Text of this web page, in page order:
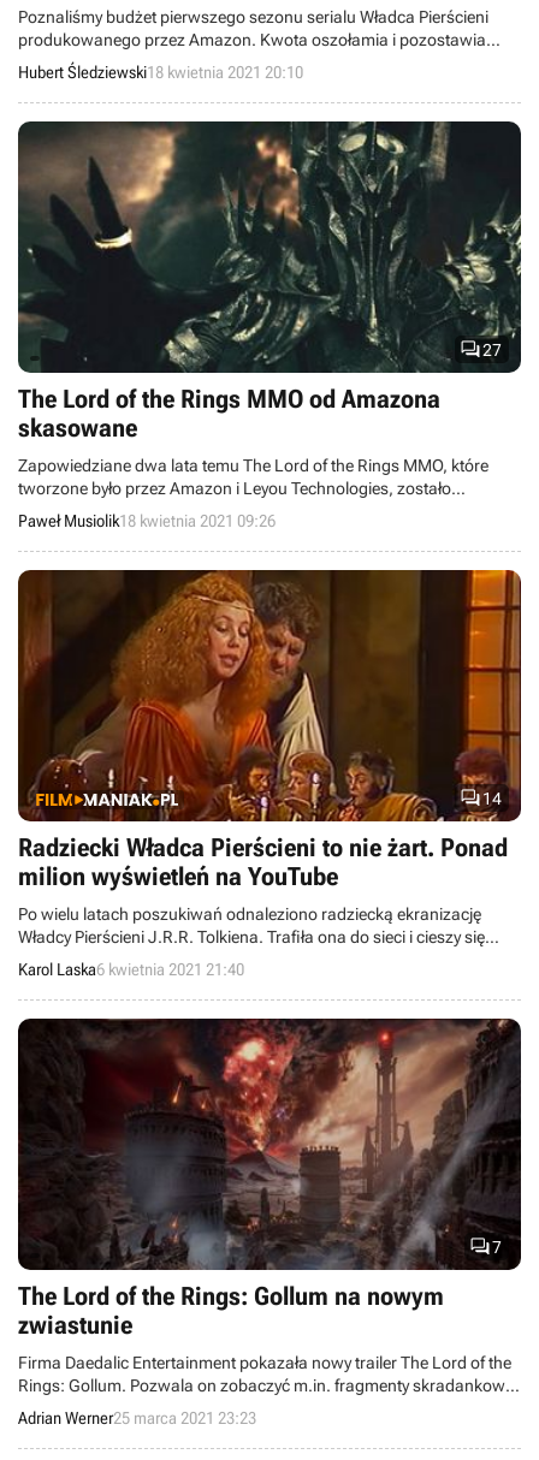
Poznaliśmy budżet pierwszego sezonu serialu Władca Pierścieni
produkowanego przez Amazon. Kwota oszołamia i pozostawia
daleko w tyle koszty Gry o tron czy Mandalorianina.
Hubert Śledziewski18 kwietnia 2021 20:10
27
The Lord of the Rings MMO od Amazona
skasowane
Zapowiedziane dwa lata temu The Lord of the Rings MMO, które
tworzone było przez Amazon i Leyou Technologies, zostało
skasowane. Problemem okazało się przejęcie tej drugiej firmy przez
Tencent.
Paweł Musiolik18 kwietnia 2021 09:26
14
Radziecki Władca Pierścieni to nie żart. Ponad
milion wyświetleń na YouTube
Po wielu latach poszukiwań odnaleziono radziecką ekranizację
Władcy Pierścieni J.R.R. Tolkiena. Trafiła ona do sieci i cieszy się
naprawdę sporą popularnością, pomimo tego, że w wielu miejscach
mocno się zestarzała.
Karol Laska6 kwietnia 2021 21:40
7
The Lord of the Rings: Gollum na nowym
zwiastunie
Firma Daedalic Entertainment pokazała nowy trailer The Lord of the
Rings: Gollum. Pozwala on zobaczyć m.in. fragmenty skradankowej
rozgrywki.
Adrian Werner25 marca 2021 23:23